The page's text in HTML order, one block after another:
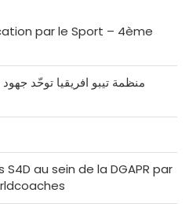
par le Sport – 4ème
منظمة تيبو افريقيا توحّد
au sein de la DGAPR par